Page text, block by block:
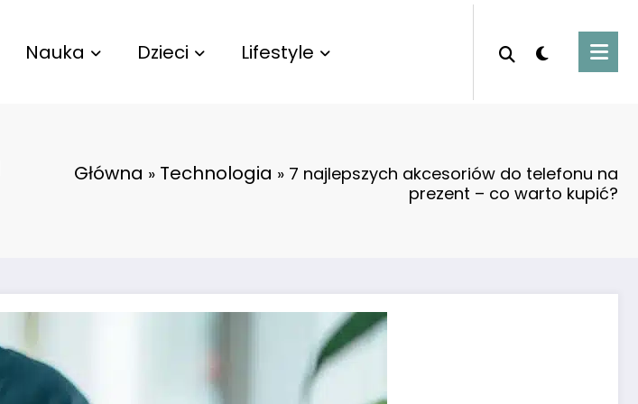
Nauka Dzieci Lifestyle
Główna » Technologia » 7 najlepszych akcesoriów do telefonu na
prezent – co warto kupić?